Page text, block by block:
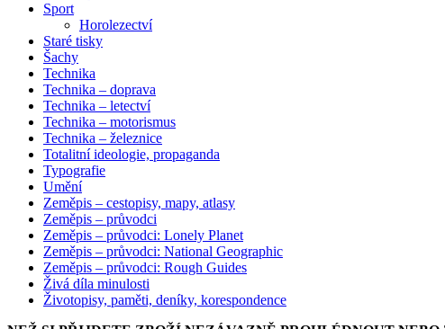
Sport
Horolezectví
Staré tisky
Šachy
Technika
Technika – doprava
Technika – letectví
Technika – motorismus
Technika – železnice
Totalitní ideologie, propaganda
Typografie
Umění
Zeměpis – cestopisy, mapy, atlasy
Zeměpis – průvodci
Zeměpis – průvodci: Lonely Planet
Zeměpis – průvodci: National Geographic
Zeměpis – průvodci: Rough Guides
Živá díla minulosti
Životopisy, paměti, deníky, korespondence